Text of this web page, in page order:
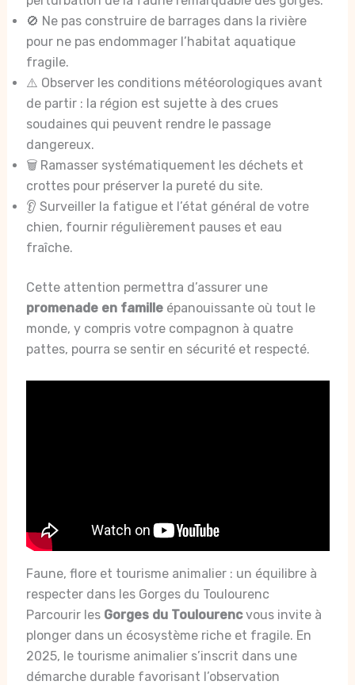
🚫 Ne pas construire de barrages dans la rivière
pour ne pas endommager l’habitat aquatique
fragile.
⚠️ Observer les conditions météorologiques avant
de partir : la région est sujette à des crues
soudaines qui peuvent rendre le passage
dangereux.
🗑️ Ramasser systématiquement les déchets et
crottes pour préserver la pureté du site.
👂 Surveiller la fatigue et l’état général de votre
chien, fournir régulièrement pauses et eau
fraîche.
Cette attention permettra d’assurer une
promenade en familleépanouissante où tout le
monde, y compris votre compagnon à quatre
pattes, pourra se sentir en sécurité et respecté.
Faune, flore et tourisme animalier : un équilibre à
respecter dans les Gorges du Toulourenc
Parcourir les Gorges du Toulourencvous invite à
plonger dans un écosystème riche et fragile. En
2025, le tourisme animalier s’inscrit dans une
démarche durable favorisant l’observation